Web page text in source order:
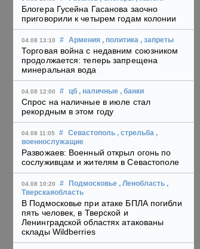
Блогера Гусейна Гасанова заочно
приговорили к четырем годам колонии
04.08 13:10 # Армения , политика , запреты
Торговая война с недавним союзником
продолжается: теперь запрещена
минеральная вода
04.08 12:00 # цб , наличные , банки
Спрос на наличные в июле стал
рекордным в этом году
04.08 11:05 # Севастополь , стрельба ,
военнослужащие
Развожаев: Военный открыл огонь по
сослуживцам и жителям в Севастополе
04.08 10:20 # Подмосковье , Ленобласть ,
Тверскаяобласть
В Подмосковье при атаке БПЛА погибли
пять человек, в Тверской и
Ленинградской областях атакованы
склады Wildberries